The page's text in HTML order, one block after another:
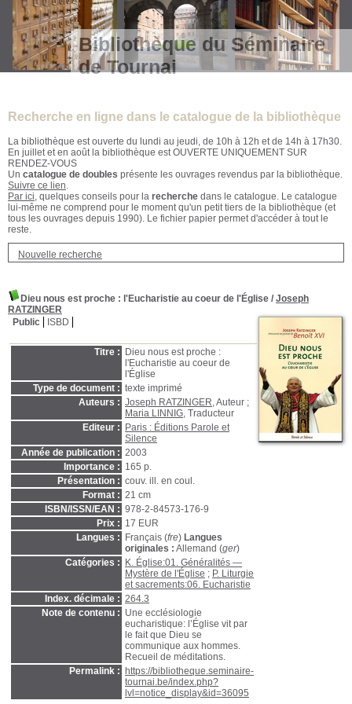
Bibliothèque du Séminaire
de Tournai
Recherche en ligne dans le catalogue de la bibliothèque
La bibliothèque est ouverte du lundi au jeudi, de 10h à 12h et de 14h à 17h30.
En juillet et en août la bibliothèque est OUVERTE UNIQUEMENT SUR
RENDEZ-VOUS
Un catalogue de doubles présente les ouvrages revendus par la bibliothèque.
Suivre ce lien.
Par ici, quelques conseils pour la recherche dans le catalogue. Le catalogue
lui-même ne comprend pour le moment qu'un petit tiers de la bibliothèque (et
tous les ouvrages depuis 1990). Le fichier papier permet d'accéder à tout le
reste.
Nouvelle recherche
Dieu nous est proche : l'Eucharistie au coeur de l'Église / Joseph
RATZINGER
Public
ISBD
Titre :
Dieu nous est proche :
l'Eucharistie au coeur de
l'Église
Type de document : texte imprimé
Auteurs : Joseph RATZINGER, Auteur ;
Maria LINNIG, Traducteur
Editeur :
Paris : Éditions Parole et
Silence
Année de publication : 2003
Importance : 165 p.
Présentation : couv. ill. en coul.
Format : 21 cm
ISBN/ISSN/EAN : 978-2-84573-176-9
Prix : 17 EUR
Langues :
Français (fre) Langues
originales : Allemand (ger)
Catégories :
K. Église:01. Généralités —
Mystère de l'Église ; P. Liturgie
et sacrements:06. Eucharistie
Index. décimale : 264.3
Note de contenu : Une ecclésiologie
eucharistique: l’Église vit par
le fait que Dieu se
communique aux hommes.
Recueil de méditations.
Permalink :
https://bibliotheque.seminaire-
tournai.be/index.php?
lvl=notice_display&id=36095